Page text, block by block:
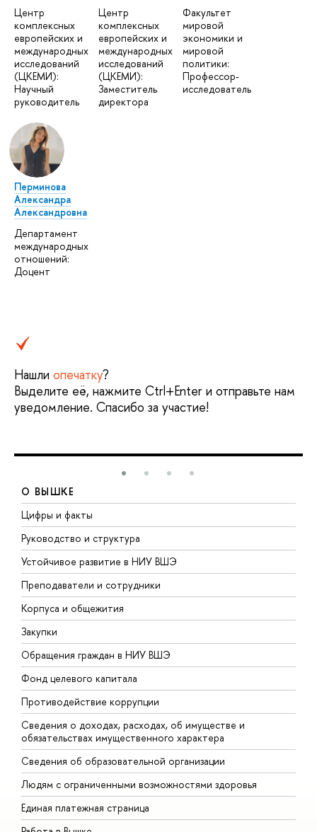
Центр
комплексных
европейских и
международных
исследований
(ЦКЕМИ):
Научный
руководитель
Центр
комплексных
европейских и
международных
исследований
(ЦКЕМИ):
Заместитель
директора
Факультет
мировой
экономики и
мировой
политики:
Профессор-
исследователь
Перминова
Александра
Александровна
Департамент
международных
отношений:
Доцент
Нашли опечатку?
Выделите её, нажмите Ctrl+Enter и отправьте нам
уведомление. Спасибо за участие!
О ВЫШКЕ
Цифры и факты
Руководство и структура
Устойчивое развитие в НИУ ВШЭ
Преподаватели и сотрудники
Корпуса и общежития
Закупки
Обращения граждан в НИУ ВШЭ
Фонд целевого капитала
Противодействие коррупции
Сведения о доходах, расходах, об имуществе и
обязательствах имущественного характера
Сведения об образовательной организации
Людям с ограниченными возможностями здоровья
Единая платежная страница